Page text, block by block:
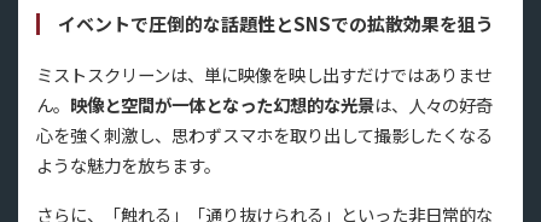
イベントで圧倒的な話題性とSNSでの拡散効果を狙う
ミストスクリーンは、単に映像を映し出すだけではありませ
ん。 映像と空間が一体となった幻想的な光景は、人々の好奇
心を強く刺激し、思わずスマホを取り出して撮影したくなる
ような魅力を放ちます。
さらに、「触れる」「通り抜けられる」といった非日常的な